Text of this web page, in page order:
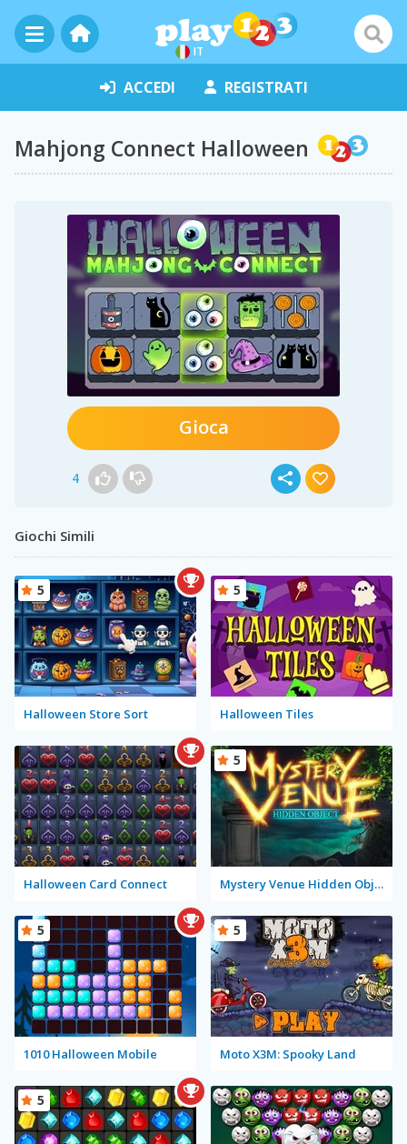
IT
ACCEDI REGISTRATI
Mahjong Connect Halloween
Gioca
4
Giochi Simili
Halloween Store Sort
5
Halloween Tiles
5
Halloween Card Connect Mystery Venue Hidden Object
5
1010 Halloween Mobile
5
Moto X3M: Spooky Land
5
5